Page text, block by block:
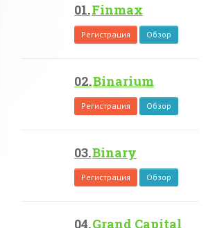
Finmax
Регистрация Обзор
Binarium
Регистрация Обзор
Binary
Регистрация Обзор
Grand Capital